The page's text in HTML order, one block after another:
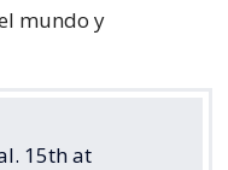
mundo y
15th at